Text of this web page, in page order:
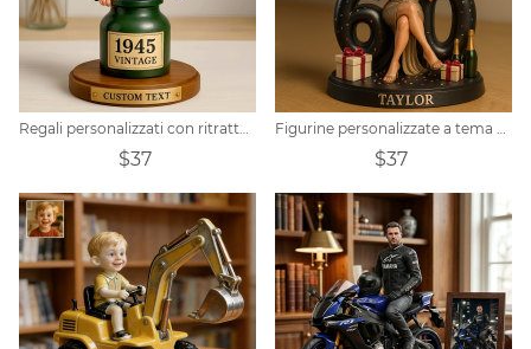
Regali personalizzati con ritratto maschile
$37
Figurine personalizzate a tema compleanno con foto di cartoni animati
$37